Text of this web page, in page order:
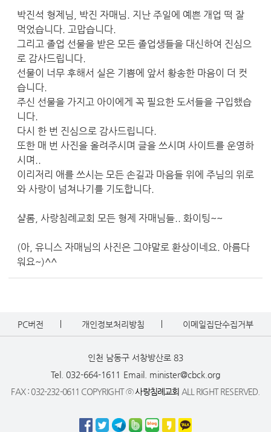
박진석 형제님, 박진 자매님. 지난 주일에 예쁜 개업 떡 잘
먹었습니다. 고맙습니다.
그리고 졸업 선물을 받은 모든 졸업생들을 대신하여 진심으
로 감사드립니다.
선물이 너무 후해서 실은 기쁨에 앞서 황송한 마음이 더 컷
습니다.
주신 선물을 가지고 아이에게 꼭 필요한 도서들을 구입했습
니다.
다시 한 번 진심으로 감사드립니다.
또한 매 번 사진을 올려주시며 글을 쓰시며 사이트를 운영하
시며..
이리저리 애를 쓰시는 모든 손길과 마음들 위에 주님의 위로
와 사랑이 넘쳐나기를 기도합니다.
샬롬, 사랑침례교회 모든 형제 자매님들.. 화이팅~~
(아, 유니스 자매님의 사진은 그야말로 환상이네요. 아름다
워요~)^^
PC버전 개인정보처리방침 이메일집단수집거부
인천 남동구 서창방산로 83
Tel. 032-664-1611 Email. minister@cbck.org
FAX : 032-232-0611 COPYRIGHT ⓒ사랑침례교회 ALL RIGHT RESERVED.